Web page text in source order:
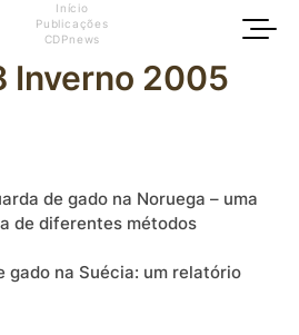
Início
Publicações
CDPnews
Inverno 2005
de gado na Noruega – uma
de diferentes métodos
gado na Suécia: um relatório